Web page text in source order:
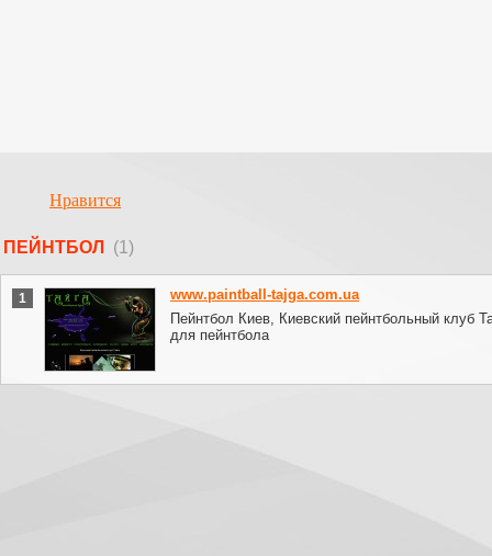
Нравится
ПЕЙНТБОЛ (1)
1
www.paintball-tajga.com.ua
Пейнтбол Киев, Киевский пейнтбольный клуб
для пейнтбола